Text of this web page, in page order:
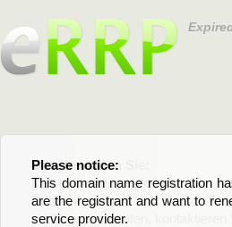
Please notice:
This domain name registration
are the registrant and want to
service provider.
Bitte beachten Sie:
Diese Domainregistrierung ist
Domain stehen an. Wenn
verlängern möchten,